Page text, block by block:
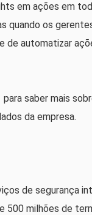
em ações em
quando os
de automatizar
saber mais
da empresa.
de segurança
milhões de